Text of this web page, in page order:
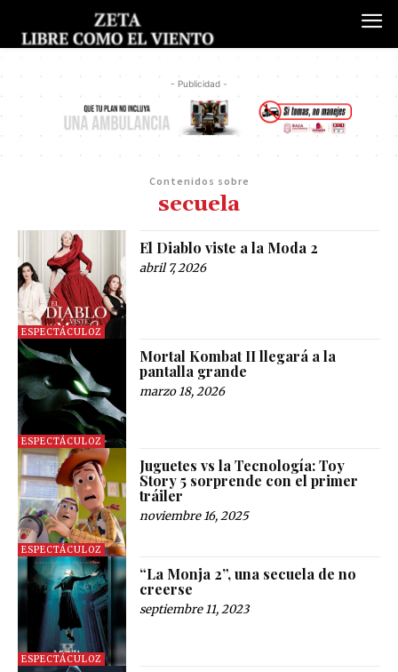
- Publicidad -
Contenidos sobre
secuela
ESPECTÁCULOZ
El Diablo viste a la Moda 2
abril 7, 2026
ESPECTÁCULOZ
Mortal Kombat II llegará a la
pantalla grande
marzo 18, 2026
ESPECTÁCULOZ
Juguetes vs la Tecnología: Toy
Story 5 sorprende con el primer
tráiler
noviembre 16, 2025
ESPECTÁCULOZ
“La Monja 2”, una secuela de no
creerse
septiembre 11, 2023